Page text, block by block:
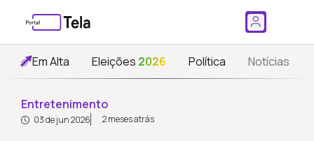
Em Alta Eleições 2026 Política Notícias
Entretenimento
03 de jun 2026 2 meses atrás